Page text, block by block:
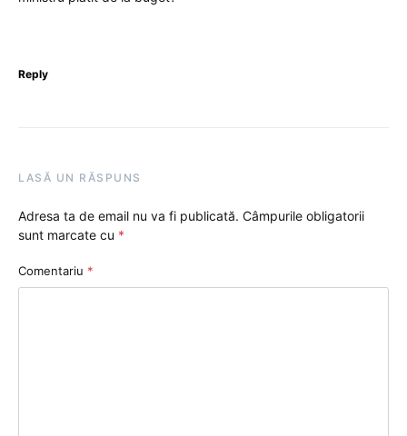
Reply
LASĂ UN RĂSPUNS
Adresa ta de email nu va fi publicată. Câmpurile obligatorii
sunt marcate cu *
Comentariu *